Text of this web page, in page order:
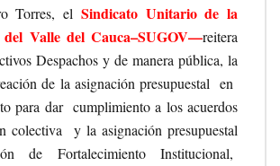
Torres, el Sindicato Unitario de la
del Valle del Cauca–SUGOV—reitera
Despachos y de manera pública, la
de la asignación presupuestal en
para dar cumplimiento a los acuerdos
colectiva y la asignación presupuestal
de Fortalecimiento Institucional,